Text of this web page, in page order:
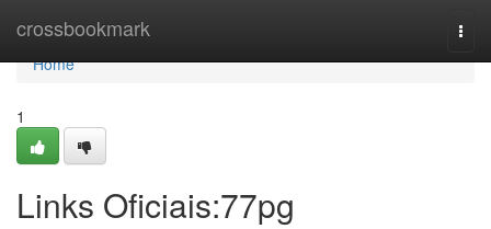
crossbookmark
Home
Home
1
Links Oficiais:77pg